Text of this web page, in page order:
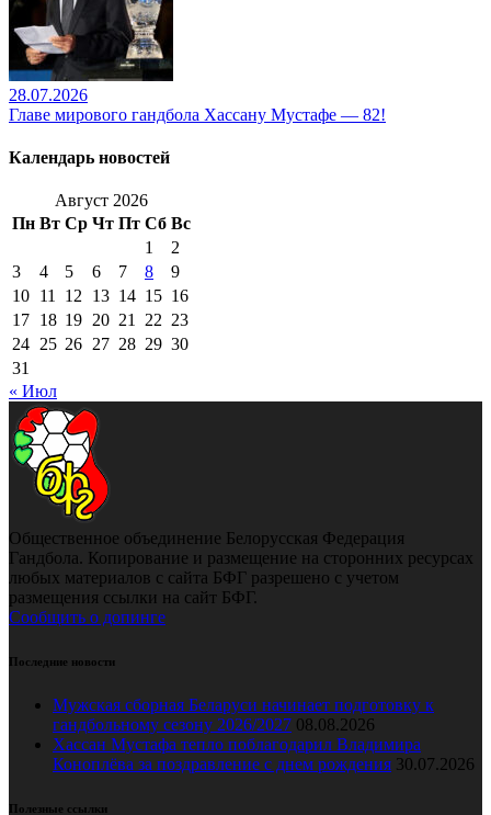
28.07.2026
Главе мирового гандбола Хассану Мустафе — 82!
Календарь новостей
Август 2026
Пн Вт Ср Чт Пт Сб Вс
1
2
3
4 5 6 7 8
9
10 11 12 13 14 15 16
17 18 19 20 21 22 23
24 25 26 27 28 29 30
31
« Июл
Общественное объединение Белорусская Федерация
Гандбола. Копирование и размещение на сторонних ресурсах
любых материалов с сайта БФГ разрешено с учетом
размещения ссылки на сайт БФГ.
Сообщить о допинге
Последние новости
Мужская сборная Беларуси начинает подготовку к
гандбольному сезону 2026/2027 08.08.2026
Хассан Мустафа тепло поблагодарил Владимира
Коноплёва за поздравление с днем рождения 30.07.2026
Полезные ссылки